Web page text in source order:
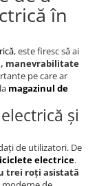
în
, este firesc să ai
manevrabilitate
pe care ar
magazinul de
și
de utilizatori. De
electrice.
trei roți asistată